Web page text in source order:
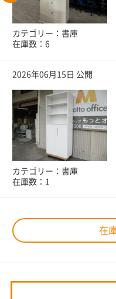
在
カテゴリー：書庫
在庫数：6
2026年06月15日 公開
カテゴリー：書庫
在庫数：1